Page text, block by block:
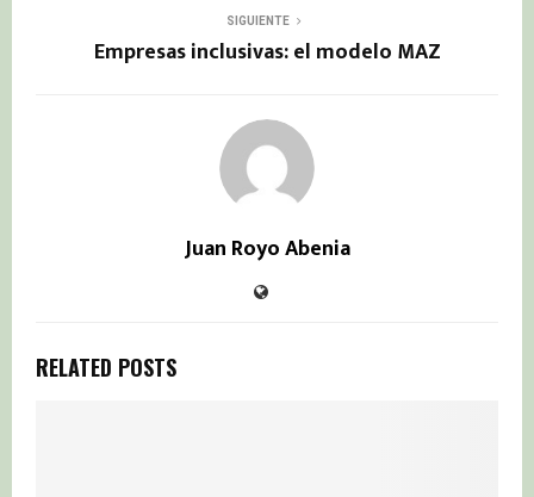
SIGUIENTE
Empresas inclusivas: el modelo MAZ
Juan Royo Abenia
RELATED POSTS